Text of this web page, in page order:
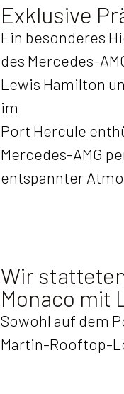
Exklusive
Ein besonderes
des Mercedes-
Lewis Hamilton
im
Port Hercule
Mercedes-AMG
entspannter
Wir
Monaco mit
Sowohl auf dem
Martin-Rooftop-